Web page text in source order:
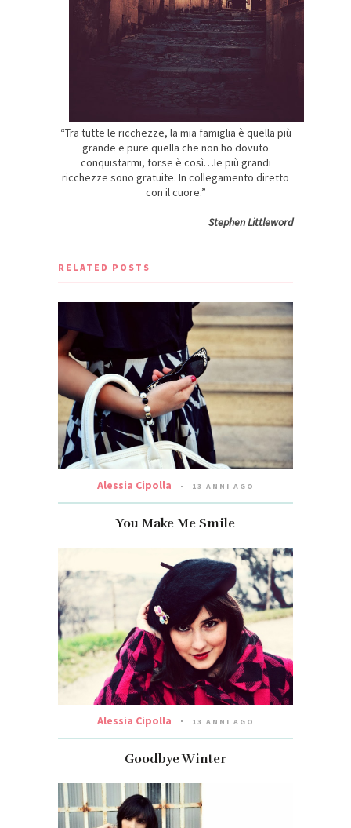
“Tra tutte le ricchezze, la mia famiglia è quella più
grande e pure quella che non ho dovuto
conquistarmi, forse è così…le più grandi
ricchezze sono gratuite. In collegamento diretto
con il cuore.”
Stephen Littleword
RELATED POSTS
Alessia Cipolla 13 ANNI AGO
You Make Me Smile
Alessia Cipolla 13 ANNI AGO
Goodbye Winter